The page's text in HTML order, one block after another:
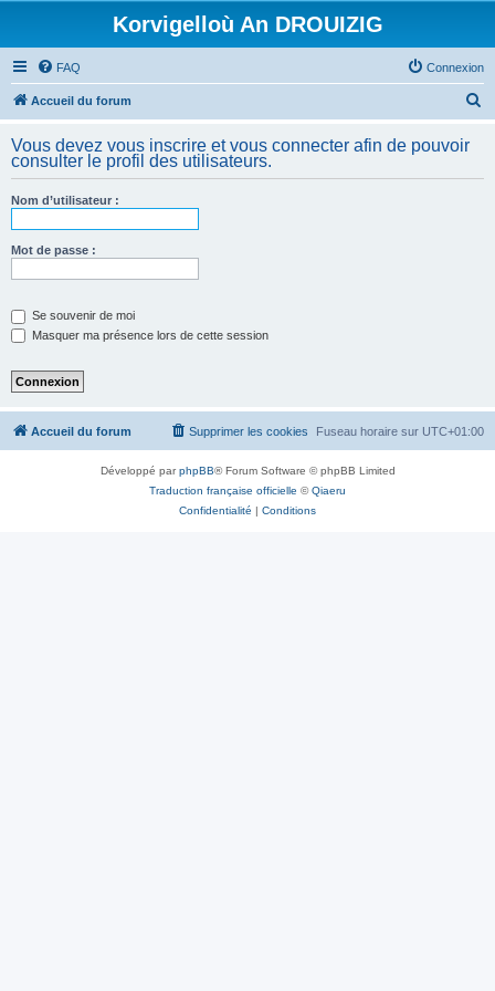
Korvigelloù An DROUIZIG
FAQ Connexion
Accueil du forum
h
Vous devez vous inscrire et vous connecter afin de pouvoir
consulter le profil des utilisateurs.
Nom d’utilisateur :
Mot de passe :
Se souvenir de moi
Masquer ma présence lors de cette session
Accueil du forum Fuseau horaire sur UTC+01:00
Supprimer les cookies
Développé parphpBB® Forum Software © phpBB Limited
Traduction française officielle ©Qiaeru
Confidentialité | Conditions